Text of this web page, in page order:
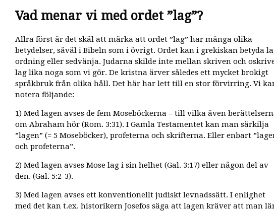
Vad menar vi med ordet ”lag”?
Allra först är det skäl att märka att ordet ”lag” har många olika
betydelser, såväl i Bibeln som i övrigt. Ordet kan i grekiskan betyda
ordning eller sedvänja. Judarna skilde inte mellan skriven och
lag lika noga som vi gör. De kristna ärver således ett mycket brokigt
språkbruk från olika håll. Det här har lett till en stor förvirring. Vi
notera följande:
1) Med lagen avses de fem Moseböckerna – till vilka även
om Abraham hör (Rom. 3:31). I Gamla Testamentet kan man särkilja
”lagen” (= 5 Moseböcker), profeterna och skrifterna. Eller enbart
och profeterna”.
2) Med lagen avses Mose lag i sin helhet (Gal. 3:17) eller någon del av
den. (Gal. 5:2-3).
3) Med lagen avses ett konventionellt judiskt levnadssätt. I enlighet
med det kan t.ex. historikern Josefos säga att lagen kräver att man